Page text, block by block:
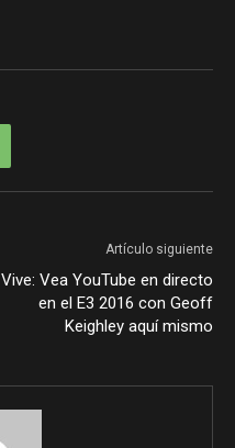
Artículo siguiente
Vive: Vea YouTube en directo
en el E3 2016 con Geoff
Keighley aquí mismo